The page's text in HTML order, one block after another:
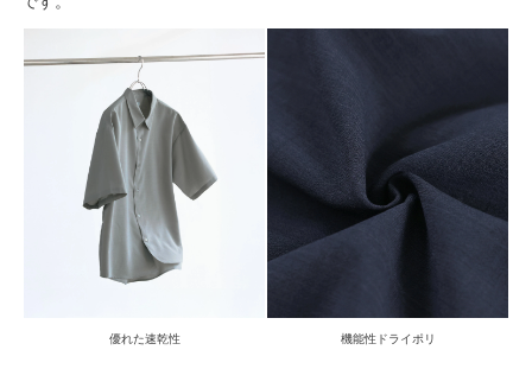
優れた速乾性 機能性ドライポリ